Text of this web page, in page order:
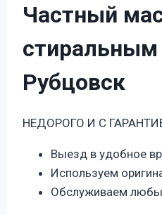
Частный
Рубцовск
НЕДОРОГО И С
Выезд в удобное
Используем
Обслуживаем